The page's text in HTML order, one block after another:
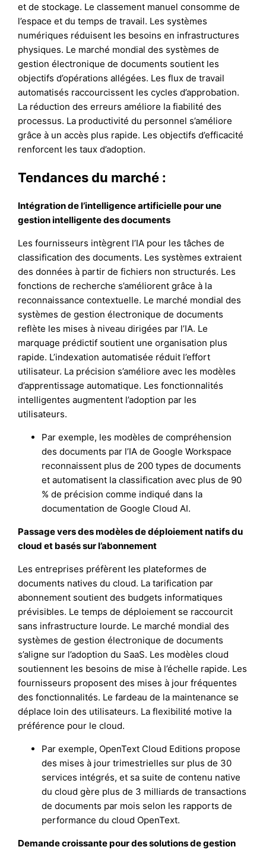
et de stockage. Le classement manuel consomme de
l’espace et du temps de travail. Les systèmes
numériques réduisent les besoins en infrastructures
physiques. Le marché mondial des systèmes de
gestion électronique de documents soutient les
objectifs d’opérations allégées. Les flux de travail
automatisés raccourcissent les cycles d’approbation.
La réduction des erreurs améliore la fiabilité des
processus. La productivité du personnel s’améliore
grâce à un accès plus rapide. Les objectifs d’efficacité
renforcent les taux d’adoption.
Tendances du marché :
Intégration de l’intelligence artificielle pour une
gestion intelligente des documents
Les fournisseurs intègrent l’IA pour les tâches de
classification des documents. Les systèmes extraient
des données à partir de fichiers non structurés. Les
fonctions de recherche s’améliorent grâce à la
reconnaissance contextuelle. Le marché mondial des
systèmes de gestion électronique de documents
reflète les mises à niveau dirigées par l’IA. Le
marquage prédictif soutient une organisation plus
rapide. L’indexation automatisée réduit l’effort
utilisateur. La précision s’améliore avec les modèles
d’apprentissage automatique. Les fonctionnalités
intelligentes augmentent l’adoption par les
utilisateurs.
Par exemple, les modèles de compréhension
des documents par l’IA de Google Workspace
reconnaissent plus de 200 types de documents
et automatisent la classification avec plus de 90
% de précision comme indiqué dans la
documentation de Google Cloud AI.
Passage vers des modèles de déploiement natifs du
cloud et basés sur l’abonnement
Les entreprises préfèrent les plateformes de
documents natives du cloud. La tarification par
abonnement soutient des budgets informatiques
prévisibles. Le temps de déploiement se raccourcit
sans infrastructure lourde. Le marché mondial des
systèmes de gestion électronique de documents
s’aligne sur l’adoption du SaaS. Les modèles cloud
soutiennent les besoins de mise à l’échelle rapide. Les
fournisseurs proposent des mises à jour fréquentes
des fonctionnalités. Le fardeau de la maintenance se
déplace loin des utilisateurs. La flexibilité motive la
préférence pour le cloud.
Par exemple, OpenText Cloud Editions propose
des mises à jour trimestrielles sur plus de 30
services intégrés, et sa suite de contenu native
du cloud gère plus de 3 milliards de transactions
de documents par mois selon les rapports de
performance du cloud OpenText.
Demande croissante pour des solutions de gestion